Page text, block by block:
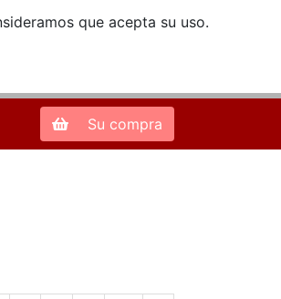
que acepta su uso.
Zona de Clientes
Su compra